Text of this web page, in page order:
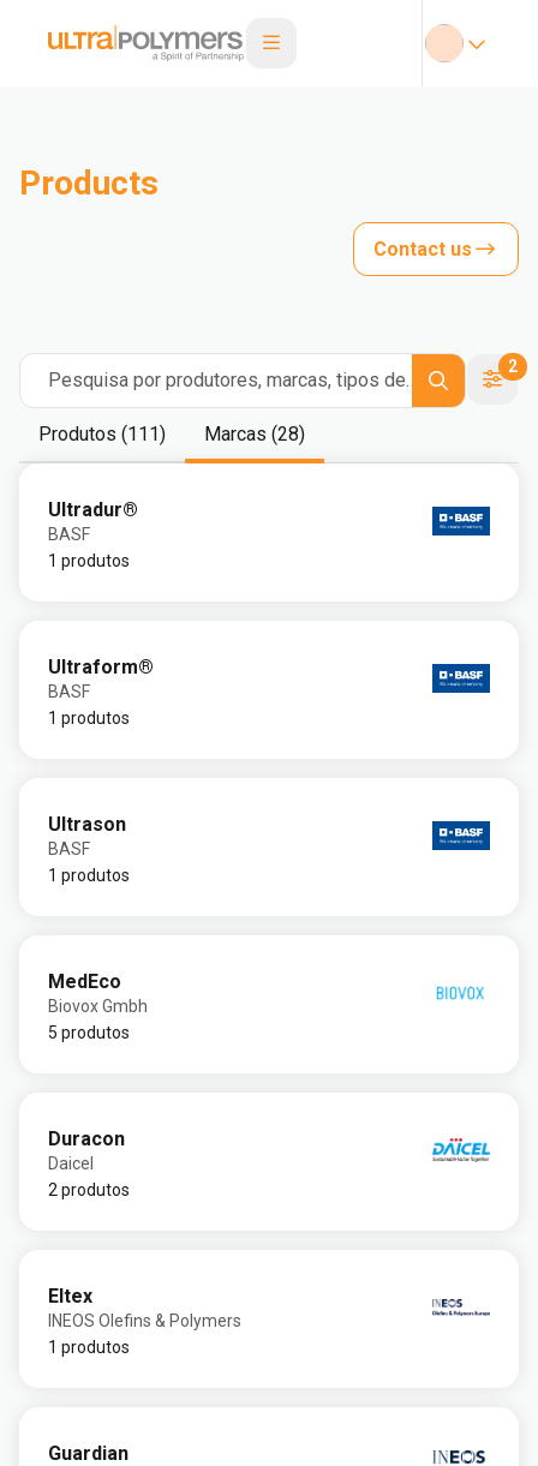
Products
Contact us
Pesquisa por produtores, marcas, tipos de
polímeros
2
Produtos (111) Marcas (28)
Ultradur®
BASF
1 produtos
Ultraform®
BASF
1 produtos
Ultrason
BASF
1 produtos
MedEco
Biovox Gmbh
5 produtos
Duracon
Daicel
2 produtos
Eltex
INEOS Olefins & Polymers
1 produtos
Guardian